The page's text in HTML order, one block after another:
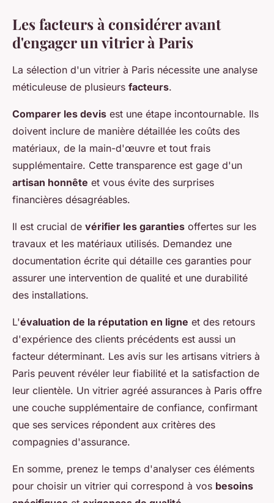
Les facteurs à considérer avant
d'engager un vitrier à Paris
La sélection d'un vitrier à Paris nécessite une analyse
méticuleuse de plusieurs facteurs.
Comparer les devis est une étape incontournable. Ils
doivent inclure de manière détaillée les coûts des
matériaux, de la main-d'œuvre et tout frais
supplémentaire. Cette transparence est gage d'un
artisan honnête et vous évite des surprises
financières désagréables.
Il est crucial de vérifier les garanties offertes sur les
travaux et les matériaux utilisés. Demandez une
documentation écrite qui détaille ces garanties pour
assurer une intervention de qualité et une durabilité
des installations.
L'évaluation de la réputation en ligne et des retours
d'expérience des clients précédents est aussi un
facteur déterminant. Les avis sur les artisans vitriers à
Paris peuvent révéler leur fiabilité et la satisfaction de
leur clientèle. Un vitrier agréé assurances à Paris offre
une couche supplémentaire de confiance, confirmant
que ses services répondent aux critères des
compagnies d'assurance.
En somme, prenez le temps d'analyser ces éléments
pour choisir un vitrier qui correspond à vos besoins